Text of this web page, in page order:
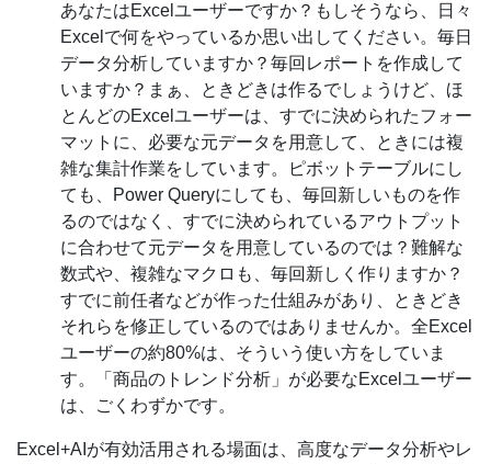
あなたはExcelユーザーですか？もしそうなら、日々
Excelで何をやっているか思い出してください。毎日
データ分析していますか？毎回レポートを作成して
いますか？まぁ、ときどきは作るでしょうけど、ほ
とんどのExcelユーザーは、すでに決められたフォー
マットに、必要な元データを用意して、ときには複
雑な集計作業をしています。ピボットテーブルにし
ても、Power Queryにしても、毎回新しいものを作
るのではなく、すでに決められているアウトプット
に合わせて元データを用意しているのでは？難解な
数式や、複雑なマクロも、毎回新しく作りますか？
すでに前任者などが作った仕組みがあり、ときどき
それらを修正しているのではありませんか。全Excel
ユーザーの約80%は、そういう使い方をしていま
す。「商品のトレンド分析」が必要なExcelユーザー
は、ごくわずかです。
Excel+AIが有効活用される場面は、高度なデータ分析やレ